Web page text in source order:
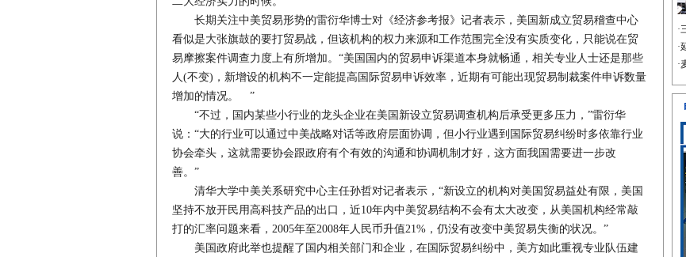
长期关注中美贸易形势的雷衍华博士对《经济参考报》记者表示，美国新成立贸易稽查中心
看似是大张旗鼓的要打贸易战，但该机构的权力来源和工作范围完全没有实质变化，只能说在贸
易摩擦案件调查力度上有所增加。“美国国内的贸易申诉渠道本身就畅通，相关专业人士还是那些
人(不变)，新增设的机构不一定能提高国际贸易申诉效率，近期有可能出现贸易制裁案件申诉数量
增加的情况。 ”
“不过，国内某些小行业的龙头企业在美国新设立贸易调查机构后承受更多压力，”雷衍华
说：“大的行业可以通过中美战略对话等政府层面协调，但小行业遇到国际贸易纠纷时多依靠行业
协会牵头，这就需要协会跟政府有个有效的沟通和协调机制才好，这方面我国需要进一步改
善。”
清华大学中美关系研究中心主任孙哲对记者表示，“新设立的机构对美国贸易益处有限，美国
坚持不放开民用高科技产品的出口，近10年内中美贸易结构不会有太大改变，从美国机构经常敲
打的汇率问题来看，2005年至2008年人民币升值21%，仍没有改变中美贸易失衡的状况。”
美国政府此举也提醒了国内相关部门和企业，在国际贸易纠纷中，美方如此重视专业队伍建